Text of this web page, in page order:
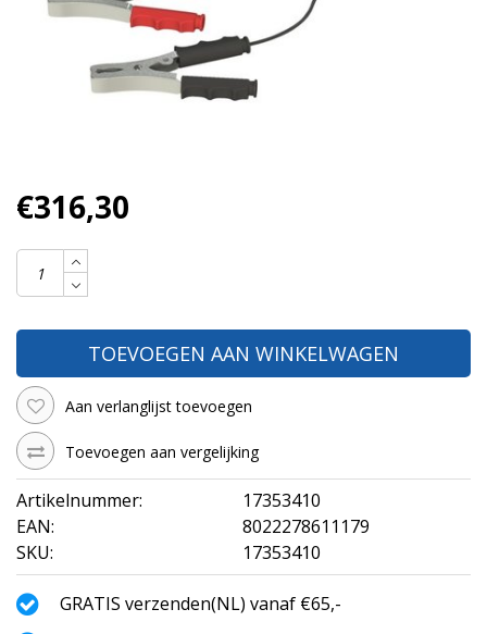
€316,30
TOEVOEGEN AAN WINKELWAGEN
Aan verlanglijst toevoegen
Toevoegen aan vergelijking
Artikelnummer:
17353410
EAN:
8022278611179
SKU:
17353410
GRATIS verzenden(NL) vanaf €65,-